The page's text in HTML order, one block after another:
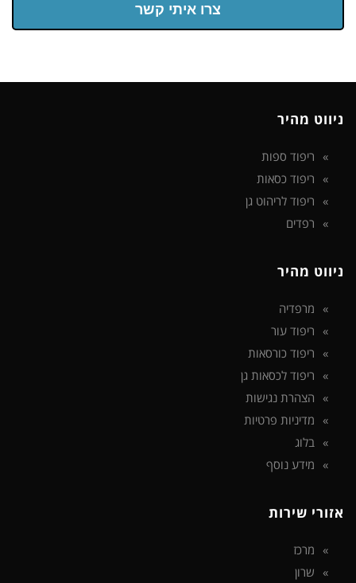
צרו איתי קשר
ניווט מהיר
ריפוד ספות
ריפוד כסאות
ריפוד לריהוט גן
רפדים
ניווט מהיר
מרפדיה
ריפוד עור
ריפוד כורסאות
ריפוד לכסאות גן
הצהרת נגישות
מדיניות פרטיות
בלוג
מידע נוסף
אזורי שירות
מרכז
שרון